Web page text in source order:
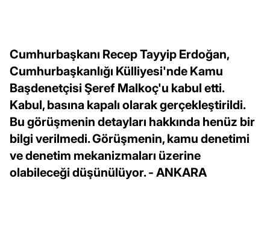
Cumhurbaşkanı Recep Tayyip Erdoğan,
Cumhurbaşkanlığı Külliyesi'nde Kamu
Başdenetçisi Şeref Malkoç'u kabul etti.
Kabul, basına kapalı olarak gerçekleştirildi.
Bu görüşmenin detayları hakkında henüz bir
bilgi verilmedi. Görüşmenin, kamu denetimi
ve denetim mekanizmaları üzerine
olabileceği düşünülüyor. - ANKARA